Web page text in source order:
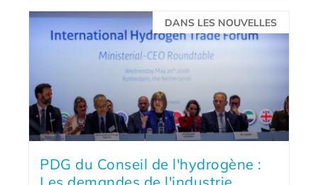
DANS LES NOUVELLES
PDG du Conseil de l'hydrogène :